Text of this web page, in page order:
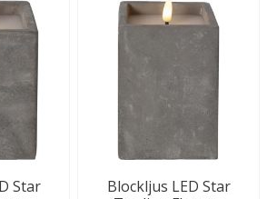
Star
Blockljus LED Star